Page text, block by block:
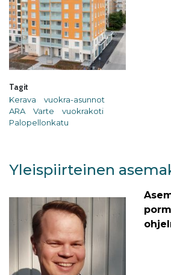
Tagit
Kerava
vuokra-asunnot
ARA
Varte
vuokrakoti
Palopellonkatu
Yleispiirteinen